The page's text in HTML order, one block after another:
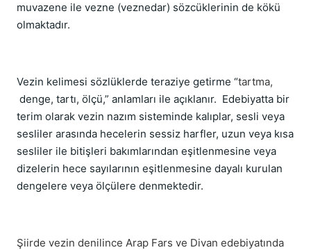
muvazene ile vezne (veznedar) sözcüklerinin de kökü
olmaktadır.
Vezin kelimesi sözlüklerde teraziye getirme “tartma,
denge, tartı, ölçü,” anlamları ile açıklanır. Edebiyatta bir
terim olarak vezin nazım sisteminde kalıplar, sesli veya
sesliler arasında hecelerin sessiz harfler, uzun veya kısa
sesliler ile bitişleri bakımlarından eşitlenmesine veya
dizelerin hece sayılarının eşitlenmesine dayalı kurulan
dengelere veya ölçülere denmektedir.
Şiirde vezin denilince Arap Fars ve Divan edebiyatında